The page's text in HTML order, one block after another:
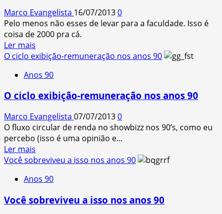
legal
Marco Evangelista 16/07/20130
Pelo menos não esses de levar para a faculdade. Isso é
coisa de 2000 pra cá.
Ler mais
more
Nos
90
existia”
Vade
Mecum
de
direito…
O ciclo exibição-remuneração nos anos 90
Anos 90
O ciclo exibição-remuneração nos anos 90
Marco Evangelista 07/07/20130
O fluxo circular de renda no showbizz nos 90’s, como eu
percebo (isso é uma opinião e...
Ler mais
more
O
exibição-
Você sobreviveu a isso nos anos 90
Anos 90
Você sobreviveu a isso nos anos 90